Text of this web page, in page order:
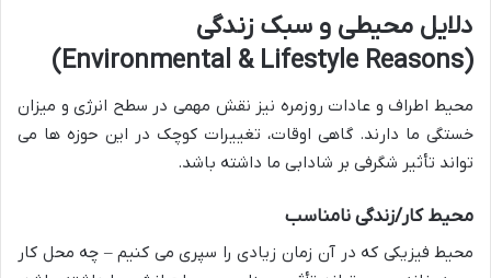
دلایل محیطی و سبک زندگی
(Environmental & Lifestyle Reasons)
محیط اطراف و عادات روزمره نیز نقش مهمی در سطح انرژی و میزان
خستگی ما دارند. گاهی اوقات، تغییرات کوچک در این حوزه ها می
تواند تأثیر شگرفی بر شادابی ما داشته باشد.
محیط کار/زندگی نامناسب
محیط فیزیکی که در آن زمان زیادی را سپری می کنیم – چه محل کار